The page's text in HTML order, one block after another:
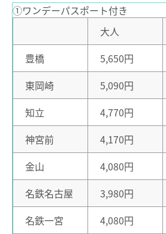
名鉄定期券web予約サービス
障害者割引および学生割引
きっぷの変更・交換
きっぷをなくした場合
きっぷの払いもどし
手回り品
SFパノラマカードの払いもどし
タッチ決済・QR
manaca
運送約款
中部国際空港アクセス
空港アクセスのご案内
名鉄名古屋駅のりば案内
中部国際空港駅のりば案内
バスの運賃計算
おトクな乗継割引
manacaマイレージポイント
manacaの安心機能
全国相互利用サービス
ご利用の注意点
お買い物で使う
ポイントサービス
①ワンデーパスポート付き
大人
豊橋
5,650円
東岡崎
5,090円
知立
4,770円
神宮前
4,170円
金山
4,080円
名鉄名古屋
3,980円
名鉄一宮
4,080円